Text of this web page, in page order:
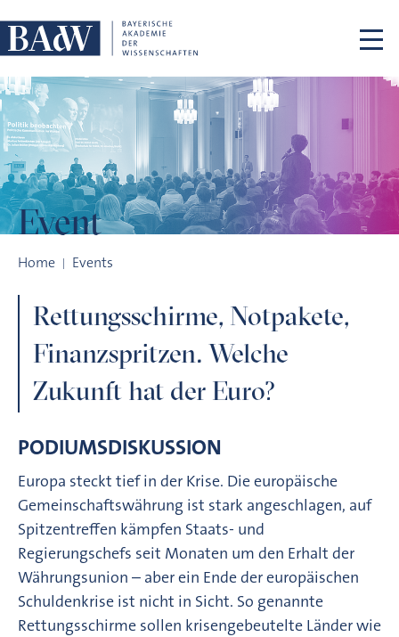
Event
Home Events
Rettungsschirme, Notpakete,
Finanzspritzen. Welche
Zukunft hat der Euro?
PODIUMSDISKUSSION
Europa steckt tief in der Krise. Die europäische
Gemeinschaftswährung ist stark angeschlagen, auf
Spitzentreffen kämpfen Staats- und
Regierungschefs seit Monaten um den Erhalt der
Währungsunion – aber ein Ende der europäischen
Schuldenkrise ist nicht in Sicht. So genannte
Rettungsschirme sollen krisengebeutelte Länder wie